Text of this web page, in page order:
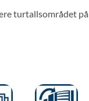
turtallsområdet på